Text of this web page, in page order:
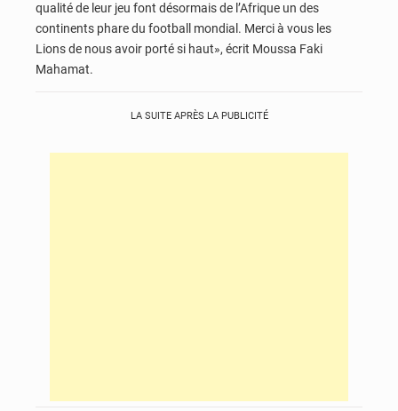
qualité de leur jeu font désormais de l’Afrique un des
continents phare du football mondial. Merci à vous les
Lions de nous avoir porté si haut», écrit Moussa Faki
Mahamat.
LA SUITE APRÈS LA PUBLICITÉ